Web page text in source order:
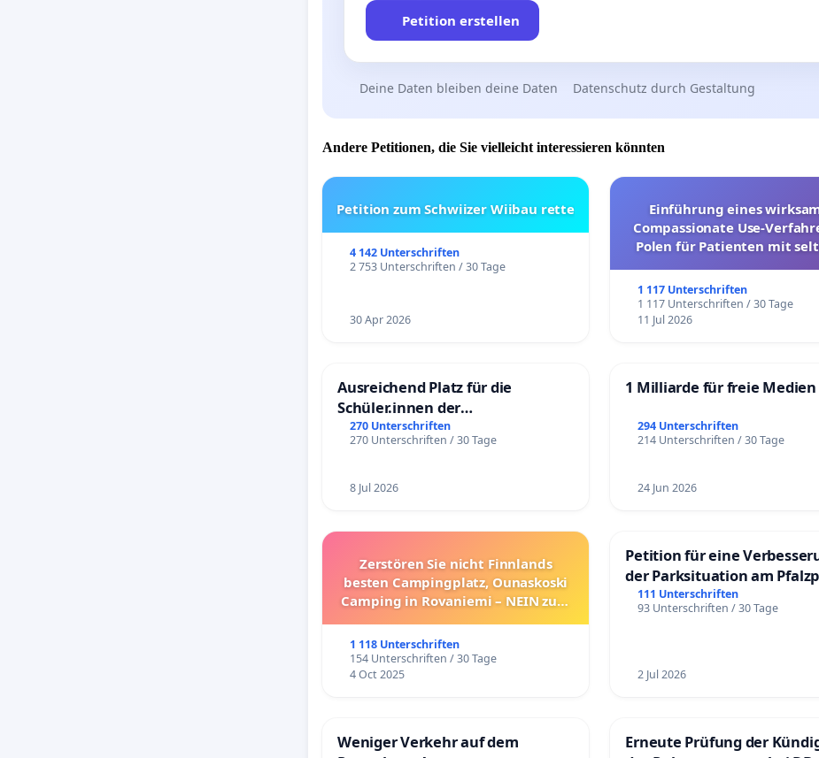
Petition erstellen
Deine Daten bleiben deine Daten Datenschutz durch Gestaltung
Andere Petitionen, die Sie vielleicht interessieren könnten
Petition zum Schwiizer Wiibau rette
4 142 Unterschriften
2 753 Unterschriften / 30 Tage
30 Apr 2026
Einführung eines
Compassionate Use-
Polen für Patienten mit
1 117 Unterschriften
1 117 Unterschriften / 30 Tage
11 Jul 2026
Ausreichend Platz für die
Schüler.innen der
Schönbergschule
270 Unterschriften
270 Unterschriften / 30 Tage
8 Jul 2026
1 Milliarde für freie Medien
294 Unterschriften
214 Unterschriften / 30 Tage
24 Jun 2026
Zerstören Sie nicht Finnlands
besten Campingplatz, Ounaskoski
Camping in Rovaniemi – NEIN zum
1 118 Unterschriften
154 Unterschriften / 30 Tage
4 Oct 2025
Petition für eine
der Parksituation am
Mannheim
111 Unterschriften
93 Unterschriften / 30 Tage
2 Jul 2026
Weniger Verkehr auf dem
Erneute Prüfung der